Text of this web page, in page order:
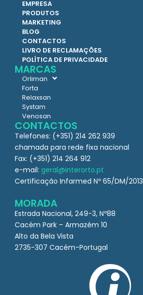
EMPRESA
PRODUTOS
MARKETING
BLOG
CONTACTOS
LIVRO DE RECLAMAÇÕES
POLÍTICA DE PRIVACIDADE
MARCAS
Orliman
Forta
Relaxsan
Systam
Venosan
CONTACTOS
Telefones: (+351) 214 262 939
chamada para rede fixa nacional
Fax: (+351) 214 264 912
e-mail: geral@interorto.pt
Certificação Infarmed Nº 65/DM/2013
MORADA
Estrada Nacional, 249-3, Nº88
Cacém Park – Armazém 10
Alto da Bela Vista
2735-307 Cacém-Portugal